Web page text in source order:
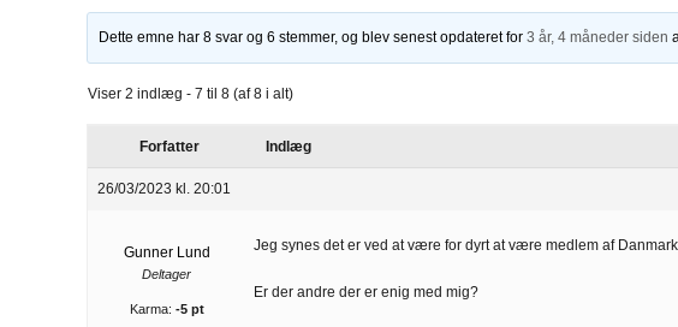
Dette emne har 8 svar og 6 stemmer, og blev senest opdateret for3 år, 4 måneder siden
Viser 2 indlæg - 7 til 8 (af 8 i alt)
Forfatter Indlæg
26/03/2023 kl. 20:01
Gunner Lund
Deltager
Karma: -5 pt
Jeg synes det er ved at være for dyrt at være medlem af
Er der andre der er enig med mig?